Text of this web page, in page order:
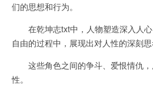
们的思想和行为。
在乾坤志txt中，人物塑造深入人心
自由的过程中，展现出对人性的深刻思
这些角色之间的争斗、爱恨情仇，
性。